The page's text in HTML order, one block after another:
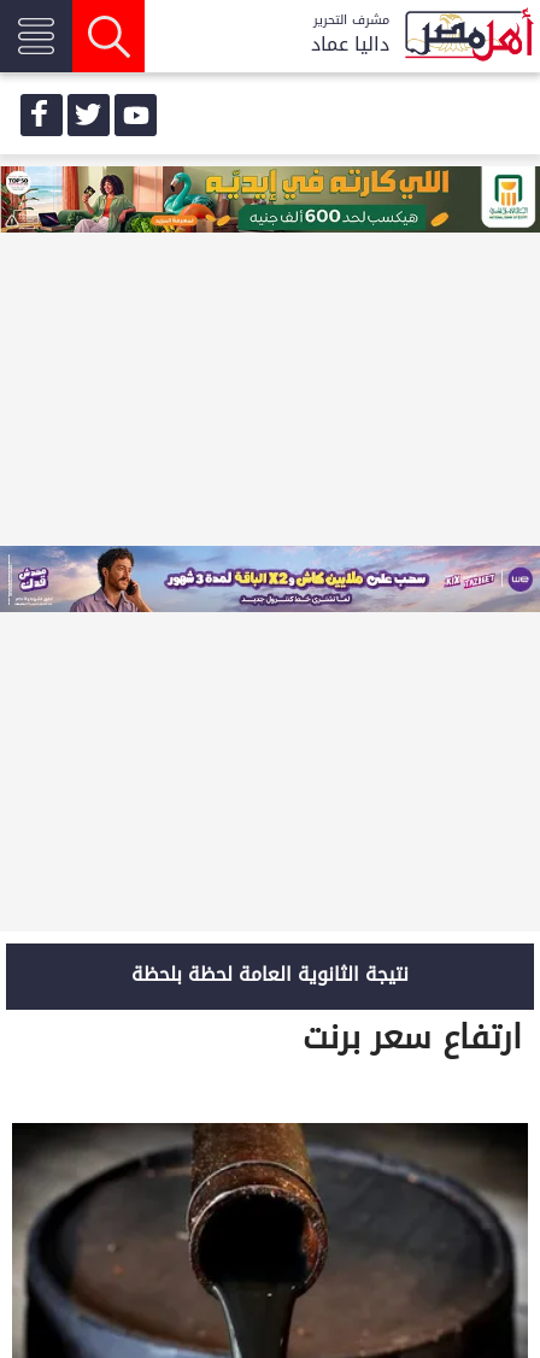
مشرف التحرير
داليا عماد
نتيجة الثانوية العامة لحظة بلحظة
ارتفاع سعر برنت